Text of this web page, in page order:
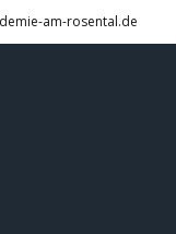
am-rosental.de